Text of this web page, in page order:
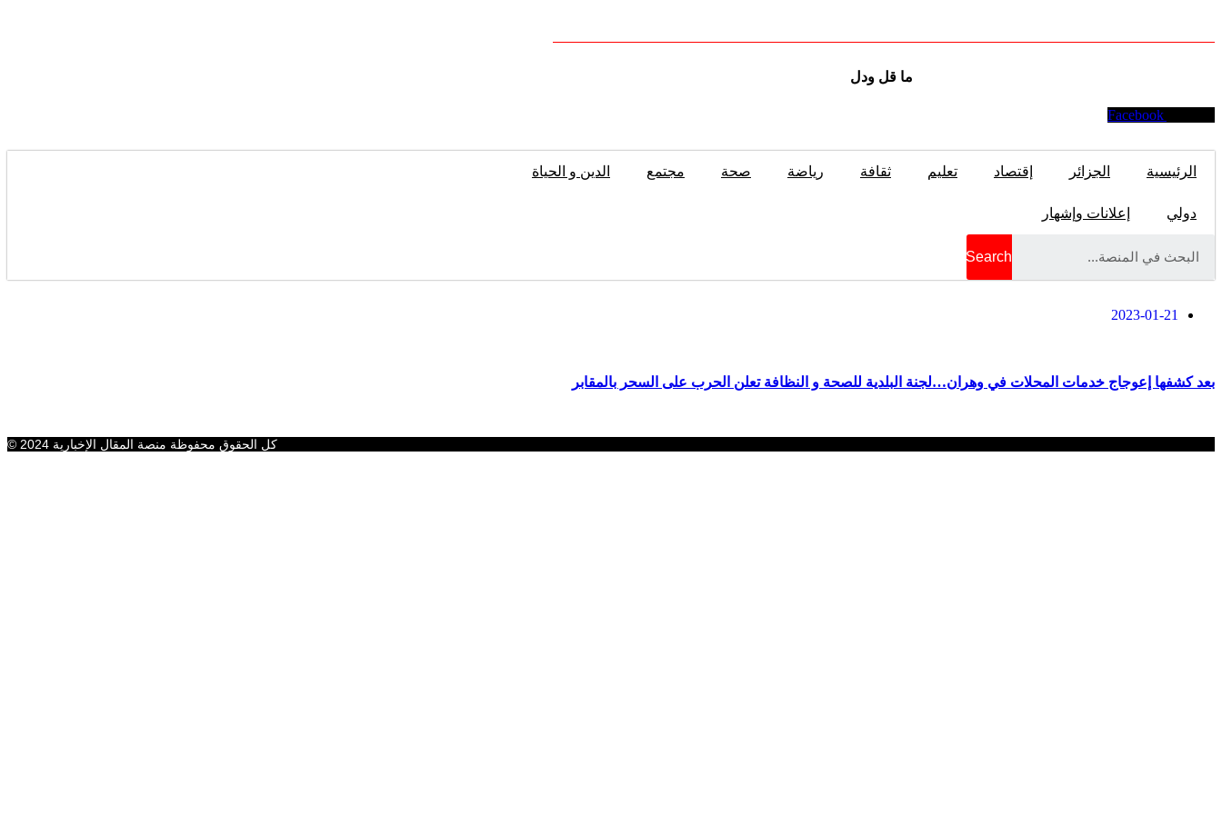
ما قل ودل
Facebook
الرئيسية الجزائر إقتصاد تعليم ثقافة رياضة صحة مجتمع الدين و الحياة
دولي إعلانات وإشهار
Search
2023-01-21
بعد كشفها إعوجاج خدمات المحلات في وهران…لجنة البلدية للصحة و النظافة تعلن الحرب على السحر بالمقابر
كل الحقوق محفوظة منصة المقال الإخبارية 2024 ©